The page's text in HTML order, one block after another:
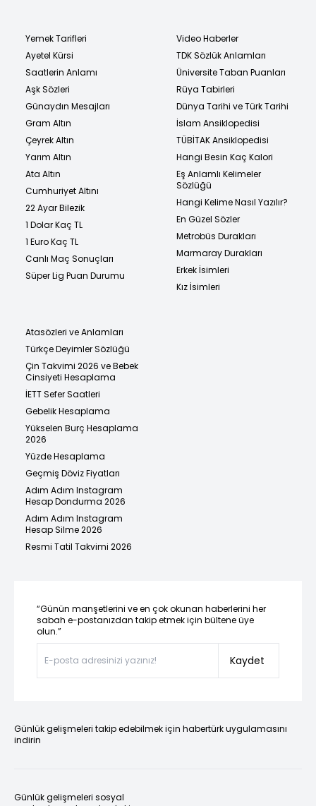
Yemek Tarifleri
Ayetel Kürsi
Saatlerin Anlamı
Aşk Sözleri
Günaydın Mesajları
Gram Altın
Çeyrek Altın
Yarım Altın
Ata Altın
Cumhuriyet Altını
22 Ayar Bilezik
1 Dolar Kaç TL
1 Euro Kaç TL
Canlı Maç Sonuçları
Süper Lig Puan Durumu
Video Haberler
TDK Sözlük Anlamları
Üniversite Taban Puanları
Rüya Tabirleri
Dünya Tarihi ve Türk Tarihi
İslam Ansiklopedisi
TÜBİTAK Ansiklopedisi
Hangi Besin Kaç Kalori
Eş Anlamlı Kelimeler
Sözlüğü
Hangi Kelime Nasıl Yazılır?
En Güzel Sözler
Metrobüs Durakları
Marmaray Durakları
Erkek İsimleri
Kız İsimleri
Atasözleri ve Anlamları
Türkçe Deyimler Sözlüğü
Çin Takvimi 2026 ve Bebek
Cinsiyeti Hesaplama
İETT Sefer Saatleri
Gebelik Hesaplama
Yükselen Burç Hesaplama
2026
Yüzde Hesaplama
Geçmiş Döviz Fiyatları
Adım Adım Instagram
Hesap Dondurma 2026
Adım Adım Instagram
Hesap Silme 2026
Resmi Tatil Takvimi 2026
“Günün manşetlerini ve en çok okunan haberlerini her
sabah e-postanızdan takip etmek için bültene üye
olun.”
Kaydet
Günlük gelişmeleri takip edebilmek için habertürk uygulamasını
indirin
Günlük gelişmeleri sosyal